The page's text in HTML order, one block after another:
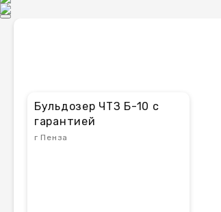
Бульдозер ЧТЗ Б-10 с
гарантией
г Пенза